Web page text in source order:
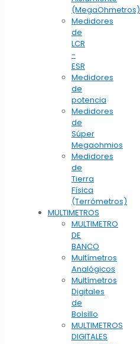
(MegaOhmetros)
Medidores
de
LCR
-
ESR
Medidores
de
potencia
Medidores
de
Súper
Megaohmios
Medidores
de
Tierra
Física
(Terrómetros)
MULTIMETROS
MULTIMETRO
DE
BANCO
Multímetros
Analógicos
Multímetros
Digitales
de
Bolsillo
MULTIMETROS
DIGITALES